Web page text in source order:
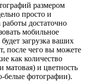
размером
просто и
достаточно
мобильное
загрузка ваших
после чего вы можете
как количество
матовая) и цветность
белые фотографии).